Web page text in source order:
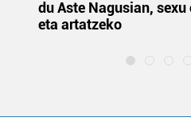
du Aste Nagusian,
eta artatzeko